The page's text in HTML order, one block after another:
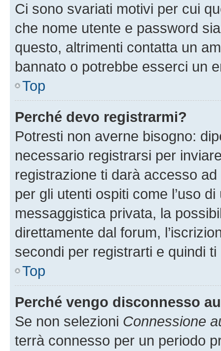
Ci sono svariati motivi per cui
che nome utente e password
questo, altrimenti contatta un
bannato o potrebbe esserci un
Top
Perché devo registrarmi?
Potresti non averne bisogno:
necessario registrarsi per
registrazione ti darà accesso
per gli utenti ospiti come l’uso
messaggistica privata, la
direttamente dal forum,
secondi per registrarti e quindi
Top
Perché vengo disconnesso
Se non selezioni Connessione
terrà connesso per un periodo